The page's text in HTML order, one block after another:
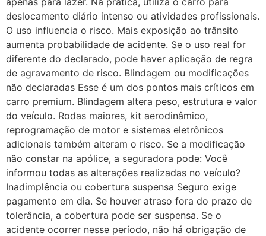
deslocamento diário intenso ou atividades profissionais.
O uso influencia o risco. Mais exposição ao trânsito
aumenta probabilidade de acidente. Se o uso real for
diferente do declarado, pode haver aplicação de regra
de agravamento de risco. Blindagem ou modificações
não declaradas Esse é um dos pontos mais críticos em
carro premium. Blindagem altera peso, estrutura e valor
do veículo. Rodas maiores, kit aerodinâmico,
reprogramação de motor e sistemas eletrônicos
adicionais também alteram o risco. Se a modificação
não constar na apólice, a seguradora pode: Você
informou todas as alterações realizadas no veículo?
Inadimplência ou cobertura suspensa Seguro exige
pagamento em dia. Se houver atraso fora do prazo de
tolerância, a cobertura pode ser suspensa. Se o
acidente ocorrer nesse período, não há obrigação de